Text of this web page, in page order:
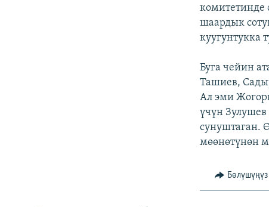
комитетинде
шаардык
куугунтукка
Буга чейин
Ташиев,
Ал эми
үчүн
сунуштаган.
мөөнөтүнөн
Бөлүшүңүз